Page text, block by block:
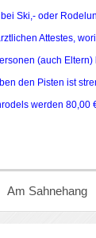
Ski,- oder
Attestes,
(auch
den Pisten ist
werden
Am Sahnehang